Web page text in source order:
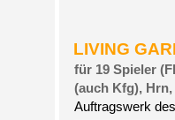
LIVING
für 19 Spieler
(auch Kfg), Hrn,
Auftragswerk